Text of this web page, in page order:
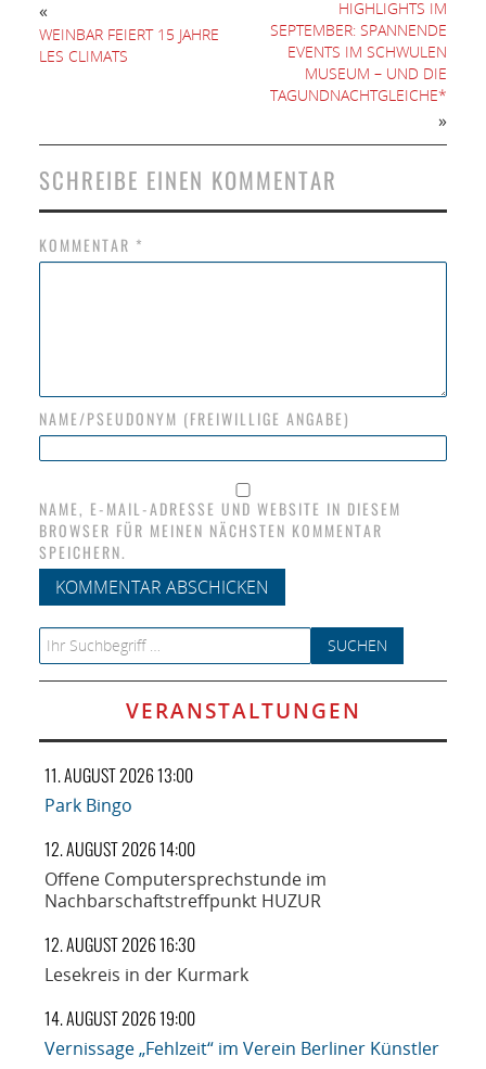
«
WEINBAR FEIERT 15 JAHRE
LES CLIMATS
HIGHLIGHTS IM
SEPTEMBER: SPANNENDE
EVENTS IM SCHWULEN
MUSEUM – UND DIE
TAGUNDNACHTGLEICHE*
»
SCHREIBE EINEN KOMMENTAR
KOMMENTAR *
NAME/PSEUDONYM (FREIWILLIGE ANGABE)
NAME, E-MAIL-ADRESSE UND WEBSITE IN DIESEM
BROWSER FÜR MEINEN NÄCHSTEN KOMMENTAR
SPEICHERN.
Search for:
VERANSTALTUNGEN
11. AUGUST 2026 13:00
Park Bingo
12. AUGUST 2026 14:00
Offene Computersprechstunde im
Nachbarschaftstreffpunkt HUZUR
12. AUGUST 2026 16:30
Lesekreis in der Kurmark
14. AUGUST 2026 19:00
Vernissage „Fehlzeit“ im Verein Berliner Künstler